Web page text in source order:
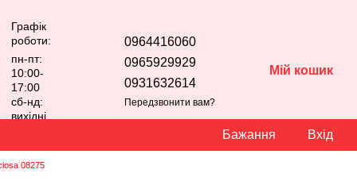
Графік
роботи:
пн-пт:
10:00-
17:00
сб-нд:
вихідні
0964416060
0965929929
0931632614
Передзвонити вам?
Мій кошик
Бажання Вхід
08275